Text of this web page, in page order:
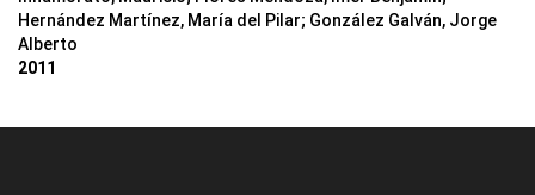
Hernández Martínez, María del Pilar; González Galván, Jorge
Alberto
2011